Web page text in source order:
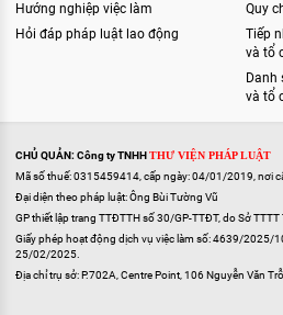
Hướng nghiệp việc làm
Hỏi đáp pháp luật lao động
Quy
Tiếp
và tổ
Danh
và tổ
CHỦ QUẢN: Công ty TNHHTHƯ VIỆN PHÁP LUẬT
Mã số thuế: 0315459414, cấp ngày: 04/01/2019, nơi
Đại diện theo pháp luật: Ông Bùi Tường Vũ
GP thiết lập trang TTĐTTH số 30/GP-TTĐT, do Sở
Giấy phép hoạt động dịch vụ việc làm số: 4639/2025/
25/02/2025.
Địa chỉ trụ sở: P.702A, Centre Point, 106 Nguyễn Văn